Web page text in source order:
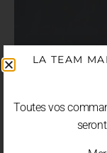
LA TEAM
Toutes vos